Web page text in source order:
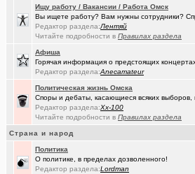
Респираторы и маски...Время пришло?
СИМ(Aljexeй) +2
НЕ рекомендую из посл, просмотренного
Глубокий разряд тягового аккумулятора
_Автообъявления. Покупка / продажа авто.
группа кино(karaganda) +27
Музыкальный блог и 18+(Амонлюза)
Ищу работу / Вакансии / Работа Омск
Вы ищете работу? Вам нужны сотрудники?
Редактор раздела:Лентяй
Читайте подробности в Правилах раздела
Афиша
Горячая информация о предстоящих
Редактор раздела:Anecamateur
Политическая жизнь Омска
Споры и дебаты, касающиеся всяких выборов,
Редактор раздела:Xx-100
Читайте подробности в Правилах раздела
Страна и народ
Политика
О политике, в пределах дозволенного!
Редактор раздела:Lоrdmаn